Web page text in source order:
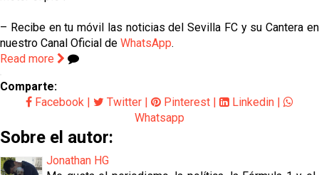
– Recibe en tu móvil las noticias del Sevilla FC y su Cantera en
nuestro Canal Oficial de WhatsApp.
Read more
Comparte:
Facebook
Twitter Pinterest Linkedin
Whatsapp
Sobre el autor:
Jonathan HG